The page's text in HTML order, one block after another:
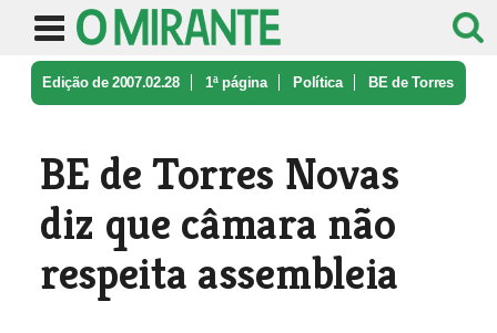
Edição de 2007.02.28 1ª página Política BE de Torres
BE de Torres Novas
diz que câmara não
respeita assembleia